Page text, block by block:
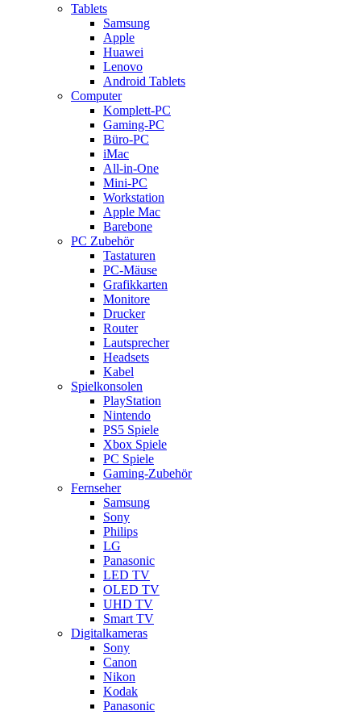
Tablets
Samsung
Apple
Huawei
Lenovo
Android Tablets
Computer
Komplett-PC
Gaming-PC
Büro-PC
iMac
All-in-One
Mini-PC
Workstation
Apple Mac
Barebone
PC Zubehör
Tastaturen
PC-Mäuse
Grafikkarten
Monitore
Drucker
Router
Lautsprecher
Headsets
Kabel
Spielkonsolen
PlayStation
Nintendo
PS5 Spiele
Xbox Spiele
PC Spiele
Gaming-Zubehör
Fernseher
Samsung
Sony
Philips
LG
Panasonic
LED TV
OLED TV
UHD TV
Smart TV
Digitalkameras
Sony
Canon
Nikon
Kodak
Panasonic